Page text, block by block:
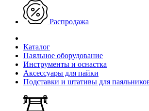
Распродажа
Каталог
Паяльное оборудование
Инструменты и оснастка
Аксессуары для пайки
Подставки и штативы для